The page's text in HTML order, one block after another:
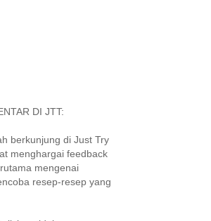
DI JTT:
berkunjung di Just Try
menghargai feedback
mengenai
resep-resep yang